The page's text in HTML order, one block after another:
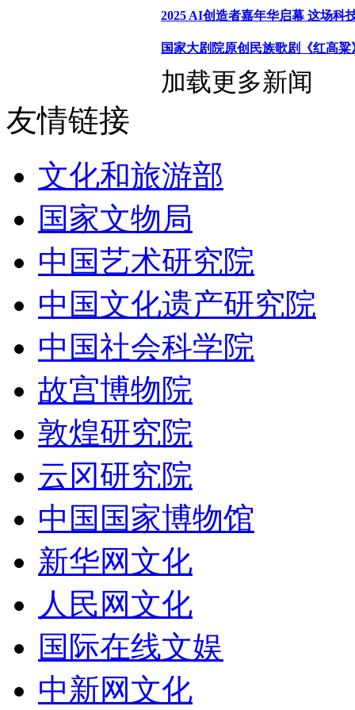
2025 AI创造者嘉年华启幕 这场科
国家大剧院原创民族歌剧《红高粱
加载更多新闻
友情链接
文化和旅游部
国家文物局
中国艺术研究院
中国文化遗产研究院
中国社会科学院
故宫博物院
敦煌研究院
云冈研究院
中国国家博物馆
新华网文化
人民网文化
国际在线文娱
中新网文化